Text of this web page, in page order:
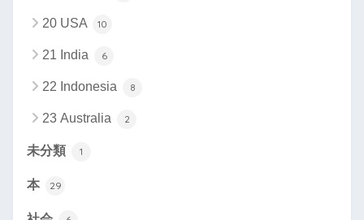
20 USA 10
21 India 6
22 Indonesia 8
23 Australia 2
未分類 1
本 29